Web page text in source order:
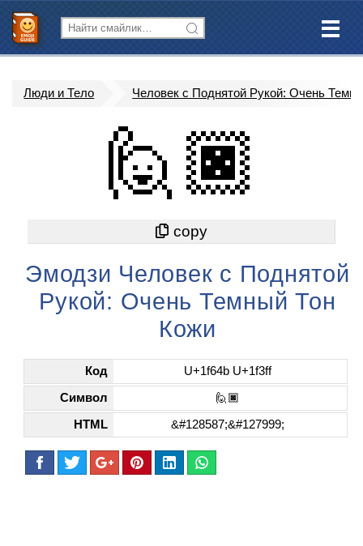
Люди и Тело Человек с Поднятой Рукой: Очень
🙋🏿
Эмодзи Человек с Поднятой
Рукой: Очень Темный Тон
Кожи
Код U+1f64b U+1f3ff
Символ 🙋🏿
HTML &#128587;&#127999;